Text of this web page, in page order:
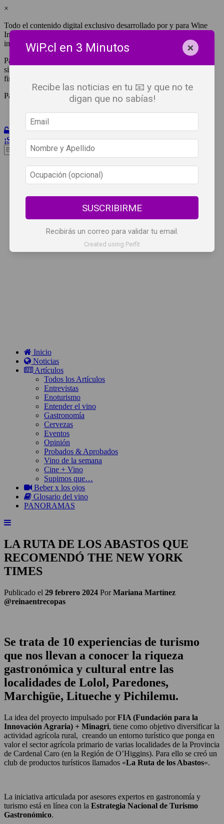
×
Todo el contenido digital exclusivo desarrollado por y para Wine
Independent Press Chile, cuenta con derechos de propiedad
intelectual.
Para tener acceso a una copia y/o impresión de cualquiera de ellos
sin fines de lucro, debes ser #SuscriptorWiP.^Para su réplica con
fines comerciales debes contactar al e-mail
Pagas una sola vez al año y disfrutas por 12 meses.
Iniciar Sesión
¡Suscribete! BeneficiosWiP
Buscar:
Síguenos
Inicio
Noticias
Artículos
Todos los Artículos
Entrevistas
Enoturismo
Entender el vino
Gastronomía
Cervezas
Eventos
Opinión
Probados & Aprobados
Vino de la semana
Cine + Vino
Supimos que…
Beber x los ojos
Glosario del vino
PANORAMAS
LA RUTA DE LOS ABASTOS QUE
RECOMENDÓ THE NEW YORK
TIMES
Publicado el 29 febrero 2024 PorMariana Martínez
@reinaentrecopas
Se trata de 10 experiencias de turismo
que nos llevan a conocer la riqueza
gastronómica y cultural entre las
localidades de Lolol, Paredones,
Marchigüe, Litueche y Pichilemu.
La idea del proyecto impulsado porFIA (Fundación para la
Innovación Agraria) + Minagri, tiene como objetivo diversificar la
actividad agrícola rural, creando un entorno turístico que ponga en
valor el sector agrícola primario de varias localidades de la Provincia
de Cardenal Caro (en la Región de O’Higgins). Para ello se creó un
club de productos turísticos llamados «La Ruta de los Abastos«.
La iniciativa articulada por asesores expertos en gastronomía y
turismo está en línea con la Estrategia Nacional de Turismo
Gastronómico.
WiP.cl en 3 Minutos ×
Recibe las noticias en tu 📧 y que no te
digan que no sabías!
SUSCRIBIRME
Recibirás un correo para validar tu email.
Created using Perfit